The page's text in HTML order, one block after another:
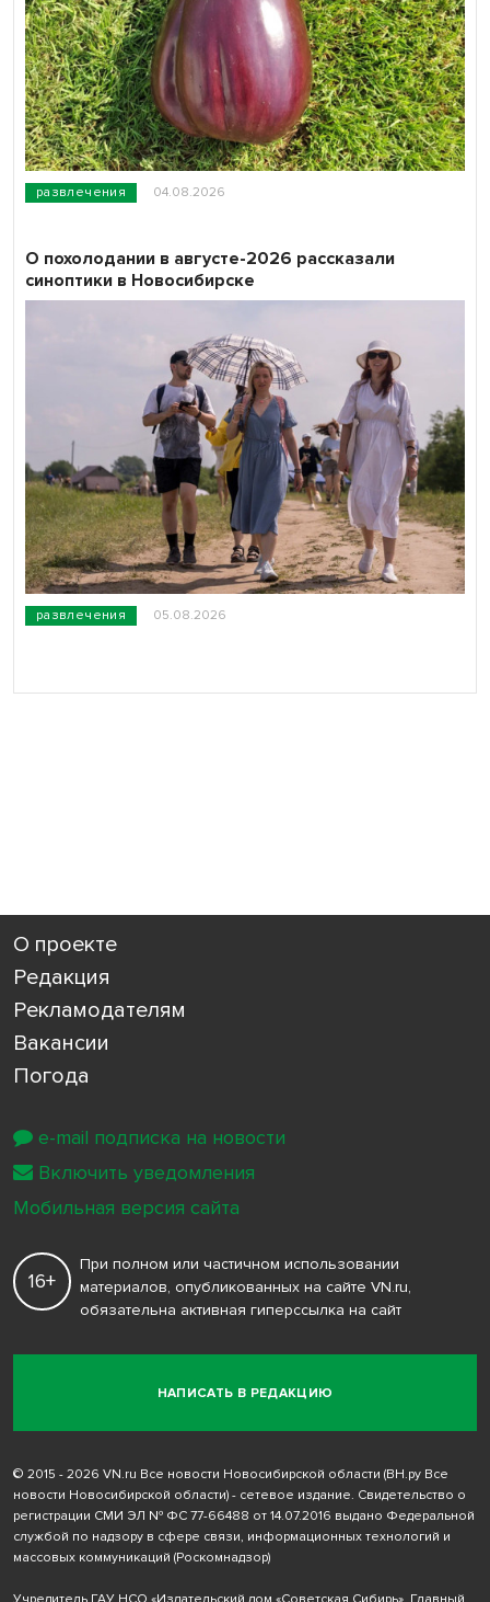
развлечения 04.08.2026
развлечения 05.08.2026
О похолодании в августе-2026 рассказали
синоптики в Новосибирске
О проекте
Редакция
Рекламодателям
Вакансии
Погода
НАПИСАТЬ В РЕДАКЦИЮ
16+
При полном или частичном использовании
материалов, опубликованных на сайте VN.ru,
обязательна активная гиперссылка на сайт
© 2015 - 2026 VN.ru Все новости Новосибирской области (ВН.ру Все
новости Новосибирской области) - сетевое издание. Свидетельство о
регистрации СМИ ЭЛ № ФС 77-66488 от 14.07.2016 выдано Федеральной
службой по надзору в сфере связи, информационных технологий и
массовых коммуникаций (Роскомнадзор)
e-mail подписка на новости
Включить уведомления
Мобильная версия сайта